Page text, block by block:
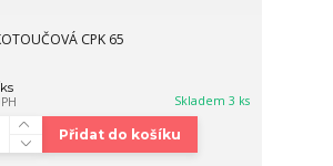
CPK 65
ks
Skladem 3 ks
Přidat do košíku